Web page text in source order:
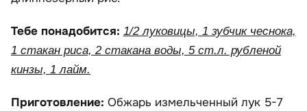
Тебе понадобится: 1/2 луковицы, 1 зубчик чеснока,
1 стакан риса, 2 стакана воды, 5 ст.л. рубленой
кинзы, 1 лайм.
Приготовление: Обжарь измельченный лук 5-7